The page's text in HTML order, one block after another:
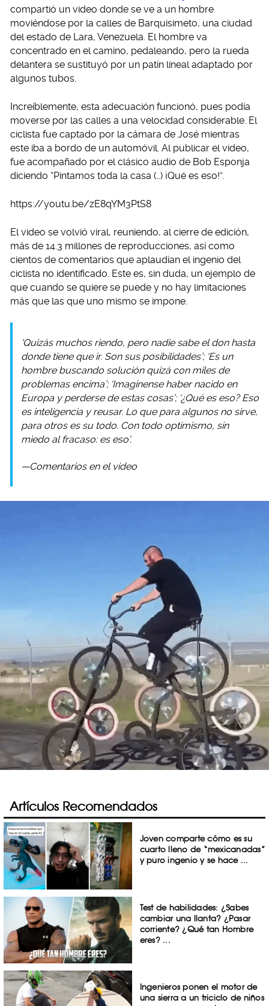
compartió un video donde se ve a un hombre
moviéndose por la calles de Barquisimeto, una ciudad
del estado de Lara, Venezuela. El hombre va
concentrado en el camino, pedaleando, pero la rueda
delantera se sustituyó por un patín lineal adaptado por
algunos tubos.
Increíblemente, esta adecuación funcionó, pues podía
moverse por las calles a una velocidad considerable. El
ciclista fue captado por la cámara de José mientras
este iba a bordo de un automóvil. Al publicar el video,
fue acompañado por el clásico audio de Bob Esponja
diciendo “Pintamos toda la casa (…) ¡Qué es eso!”.
https://youtu.be/zE8qYM3PtS8
El video se volvió viral, reuniendo, al cierre de edición,
más de 14.3 millones de reproducciones, así como
cientos de comentarios que aplaudían el ingenio del
ciclista no identificado. Este es, sin duda, un ejemplo de
que cuando se quiere se puede y no hay limitaciones
más que las que uno mismo se impone.
‘Quizás muchos riendo, pero nadie sabe el don hasta
donde tiene que ir. Son sus posibilidades’; ‘Es un
hombre buscando solución quizá con miles de
problemas encima’; ‘Imagínense haber nacido en
Europa y perderse de estas cosas’; ‘¿Qué es eso? Eso
es inteligencia y reusar. Lo que para algunos no sirve,
para otros es su todo. Con todo optimismo, sin
miedo al fracaso: es eso’.
—Comentarios en el video
Artículos Recomendados
Joven comparte cómo es su
cuarto lleno de “mexicanadas”
y puro ingenio y se hace ...
Test de habilidades: ¿Sabes
cambiar una llanta? ¿Pasar
corriente? ¿Qué tan Hombre
eres? ...
Ingenieros ponen el motor de
una sierra a un triciclo de niños